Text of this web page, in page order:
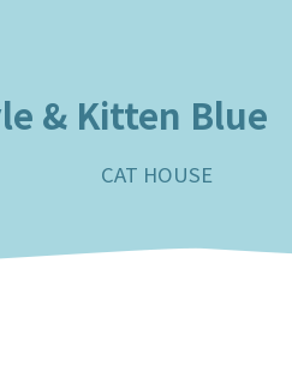
& Kitten Blue
CAT HOUSE